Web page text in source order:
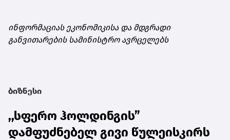
ინფორმაციას ეკონომიკისა და მდგრადი
განვითარების სამინისტრო ავრცელებს
ბიზნესი
,,სფერო ჰოლდინგის”
დამფუძნებელ გივი წულეისკირს